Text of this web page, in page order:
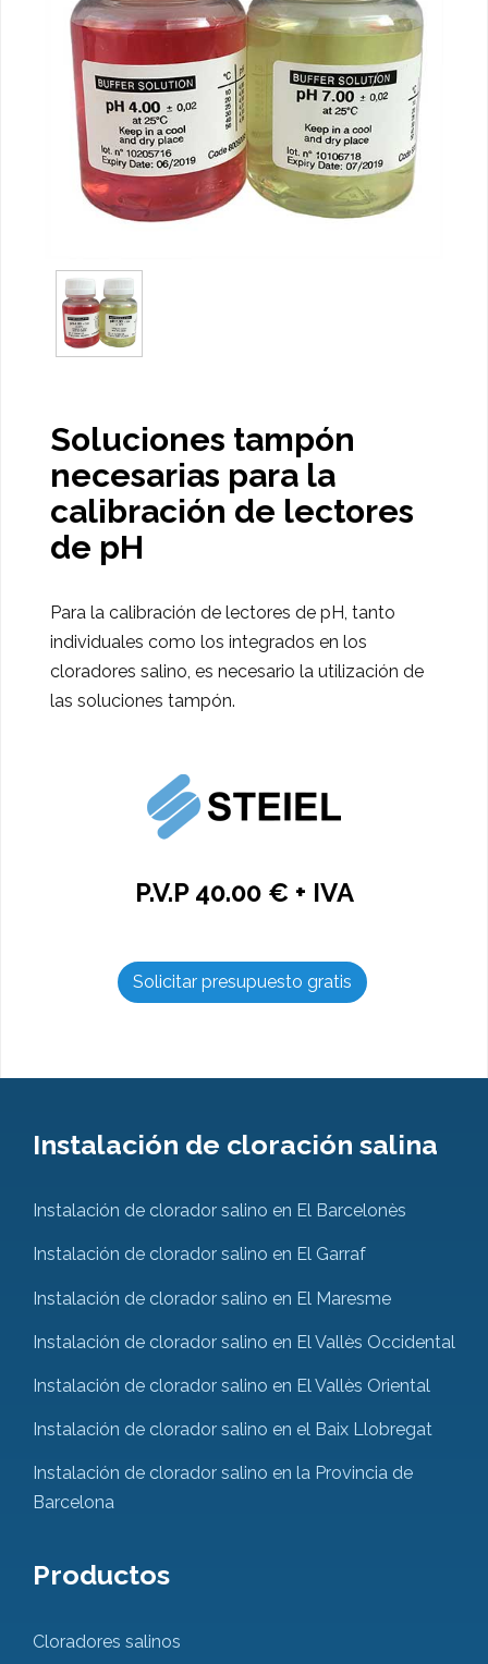
Soluciones tampón
necesarias para la
calibración de lectores
de pH
Para la calibración de lectores de pH, tanto
individuales como los integrados en los
cloradores salino, es necesario la utilización de
las soluciones tampón.
P.V.P 40.00 € + IVA
Solicitar presupuesto gratis
Instalación de cloración salina
Instalación de clorador salino en El Barcelonès
Instalación de clorador salino en El Garraf
Instalación de clorador salino en El Maresme
Instalación de clorador salino en El Vallès Occidental
Instalación de clorador salino en El Vallès Oriental
Instalación de clorador salino en el Baix Llobregat
Instalación de clorador salino en la Provincia de
Barcelona
Productos
Cloradores salinos